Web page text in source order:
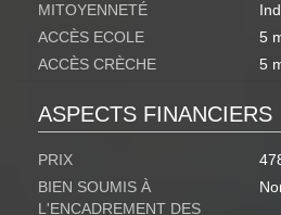
MITOYENNETÉ
ACCÈS ECOLE
5
ACCÈS CRÈCHE
5
ASPECTS FINANCIERS
PRIX
BIEN SOUMIS À
L'ENCADREMENT DES